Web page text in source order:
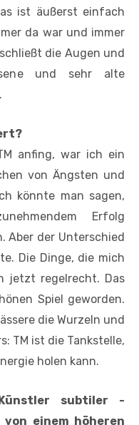
ist äußerst einfach
da war und immer
die Augen und
und sehr alte
anfing, war ich ein
von Ängsten und
könnte man sagen,
Erfolg
Aber der Unterschied
Die Dinge, die mich
jetzt regelrecht. Das
Spiel geworden.
die Wurzeln und
TM ist die Tankstelle,
holen kann.
subtiler
einem höheren